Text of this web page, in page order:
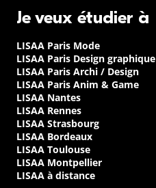
Je veux étudier à
LISAA Paris Mode
LISAA Paris Design graphique
LISAA Paris Archi / Design
LISAA Paris Anim & Game
LISAA Nantes
LISAA Rennes
LISAA Strasbourg
LISAA Bordeaux
LISAA Toulouse
LISAA Montpellier
LISAA à distance